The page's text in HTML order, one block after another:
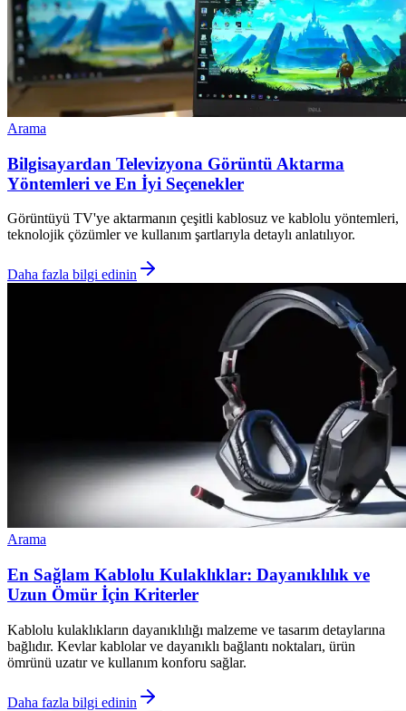
Arama
Bilgisayardan Televizyona Görüntü Aktarma
Yöntemleri ve En İyi Seçenekler
Görüntüyü TV'ye aktarmanın çeşitli kablosuz ve kablolu yöntemleri,
teknolojik çözümler ve kullanım şartlarıyla detaylı anlatılıyor.
Daha fazla bilgi edinin
Arama
En Sağlam Kablolu Kulaklıklar: Dayanıklılık ve
Uzun Ömür İçin Kriterler
Kablolu kulaklıkların dayanıklılığı malzeme ve tasarım detaylarına
bağlıdır. Kevlar kablolar ve dayanıklı bağlantı noktaları, ürün
ömrünü uzatır ve kullanım konforu sağlar.
Daha fazla bilgi edinin